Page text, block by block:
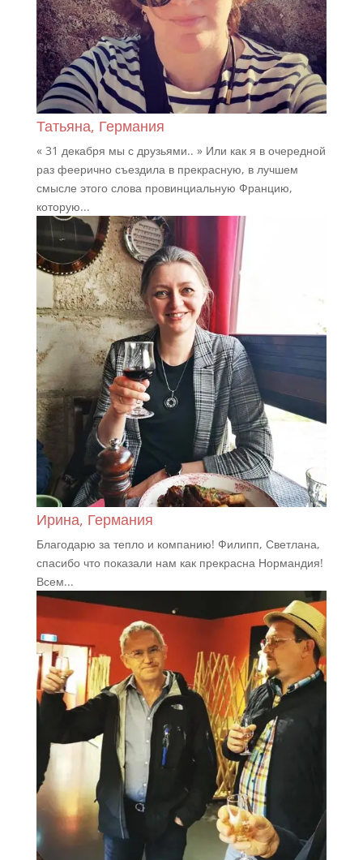
Татьяна, Германия
« 31 декабря мы с друзьями.. » Или как я в очередной
раз феерично съездила в прекрасную, в лучшем
смысле этого слова провинциальную Францию,
которую...
Ирина, Германия
Благодарю за тепло и компанию! Филипп, Светлана,
спасибо что показали нам как прекрасна Нормандия!
Всем...